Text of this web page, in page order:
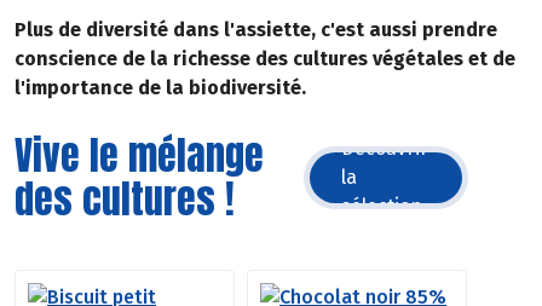
Plus de diversité dans l'assiette, c'est aussi prendre
conscience de la richesse des cultures végétales et de
l'importance de la biodiversité.
Vive le mélange
des cultures !
Découvrir
la
sélection